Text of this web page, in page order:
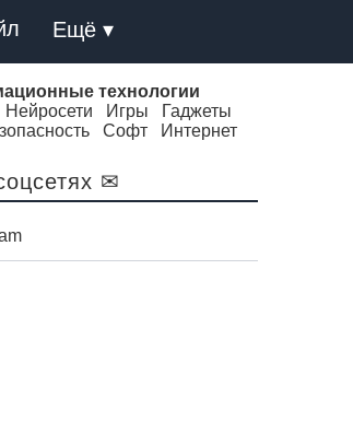
Ещё ▾
технологии
Нейросети Игры
Гаджеты
Софт Интернет
✉